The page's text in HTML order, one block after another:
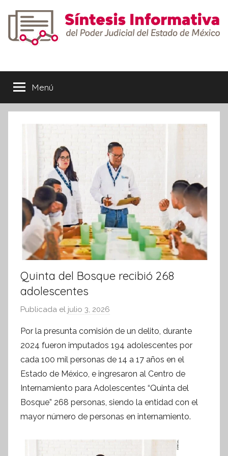
contenido
Menú
Quinta del Bosque recibió 268
adolescentes
Publicada el julio 3, 2026
r
S
í
n
t
e
s
s
Por la presunta comisión de un delito, durante
2024 fueron imputados 194 adolescentes por
cada 100 mil personas de 14 a 17 años en el
Estado de México, e ingresaron al Centro de
Internamiento para Adolescentes “Quinta del
Bosque” 268 personas, siendo la entidad con el
mayor número de personas en internamiento.